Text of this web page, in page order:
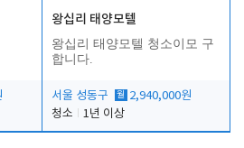
왕십리 태양모텔
왕십리 태양모텔 청소이모 구
합니다.
서울 성동구 월 2,940,000원
청소
1년 이상